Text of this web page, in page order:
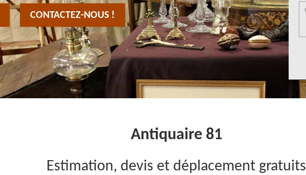
CONTACTEZ-NOUS !
Antiquaire 81
Estimation, devis et déplacement gratuits